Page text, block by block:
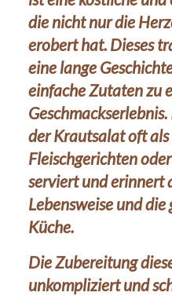
die nicht nur die
erobert hat. Dieses
eine lange
einfache Zutaten zu
der Krautsalat oft
Fleischgerichten
serviert und erinnert
Lebensweise und die
Küche.
Die Zubereitung
unkompliziert und